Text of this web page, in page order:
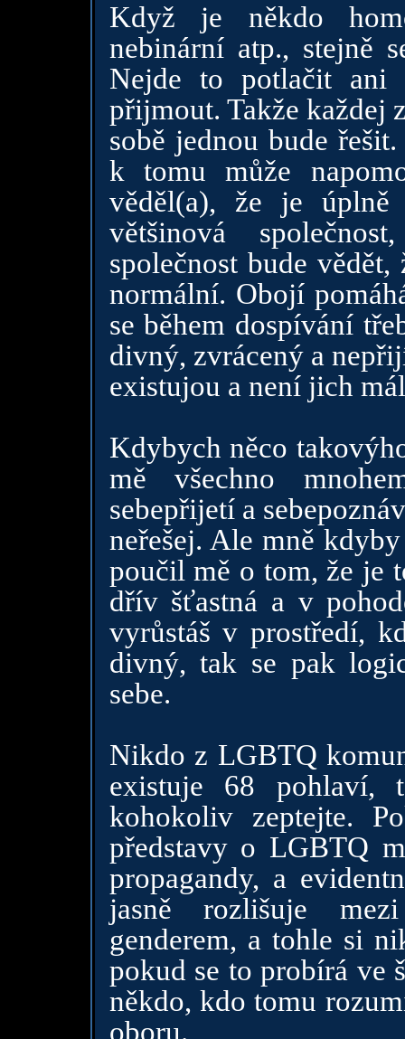
Když je někdo
nebinární atp., stejně
Nejde to potlačit ani
přijmout. Takže každej
sobě jednou bude
k tomu může
věděl(a), že je
většinová
společnost bude
normální. Obojí
se během dospívání
divný, zvrácený a
existujou a není jich
Kdybych něco
mě všechno
sebepřijetí a
neřešej. Ale mně
poučil mě o tom, že je
dřív šťastná a v
vyrůstáš v prostředí,
divný, tak se pak
sebe.
Nikdo z LGBTQ
existuje 68
kohokoliv zeptejte.
představy o LGBTQ
propagandy, a
jasně rozlišuje
genderem, a tohle si
pokud se to probírá ve
někdo, kdo tomu
oboru.